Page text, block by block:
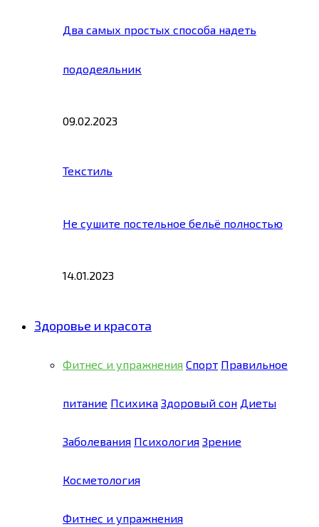
Два самых простых способа надеть
пододеяльник
09.02.2023
Текстиль
Не сушите постельное бельё полностью
14.01.2023
Здоровье и красота
Фитнес и упражнения Спорт Правильное
питание Психика Здоровый сон Диеты
Заболевания Психология Зрение
Косметология
Фитнес и упражнения